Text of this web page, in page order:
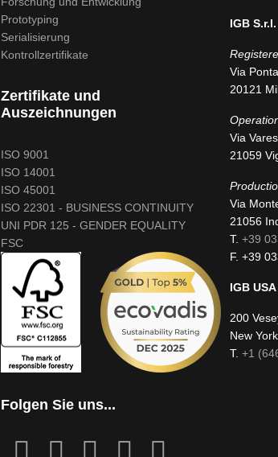
Prototyping
Serialisierung
Kontrollzertifikate
Zertifikate und
Auszeichnungen
ISO 9001
ISO 14001
ISO 45001
ISO 22301 - BUSINESS CONTINUITY
UNI PDR 125 - GENDER EQUALITY
FSC
Folgen Sie uns...
IGB S.r.l.
Via
20121
Via
21059
Via
21056
T. +39
F. +39
IGB
200
New
T. +1